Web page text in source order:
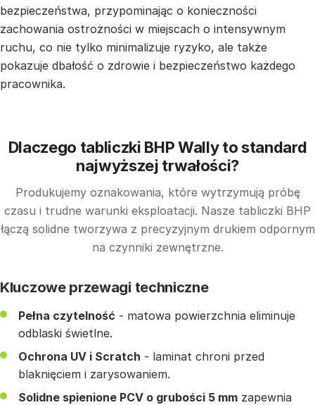
bezpieczeństwa, przypominając o konieczności
zachowania ostrożności w miejscach o intensywnym
ruchu, co nie tylko minimalizuje ryzyko, ale także
pokazuje dbałość o zdrowie i bezpieczeństwo każdego
pracownika.
Dlaczego tabliczki BHP Wally to standard
najwyższej trwałości?
Produkujemy oznakowania, które wytrzymują próbę
czasu i trudne warunki eksploatacji. Nasze tabliczki BHP
łączą solidne tworzywa z precyzyjnym drukiem odpornym
na czynniki zewnętrzne.
Kluczowe przewagi techniczne
Pełna czytelność - matowa powierzchnia eliminuje
odblaski świetlne.
Ochrona UV i Scratch - laminat chroni przed
blaknięciem i zarysowaniem.
Solidne spienione PCV o grubości 5 mm zapewnia